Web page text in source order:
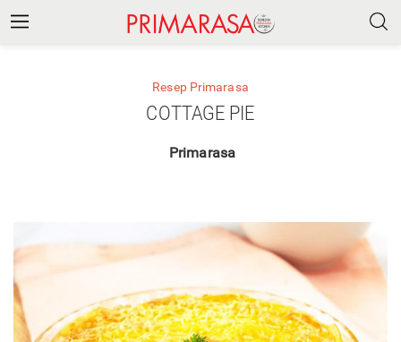
Resep Primarasa
COTTAGE PIE
Primarasa